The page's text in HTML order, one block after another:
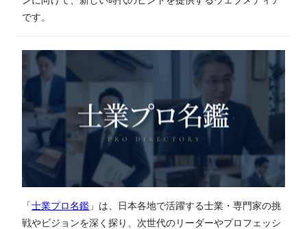
です。
「士業プロ名鑑 」は、日本各地で活躍する士業・専門家の挑
戦やビジョンを深く探り、次世代のリーダーやプロフェッシ